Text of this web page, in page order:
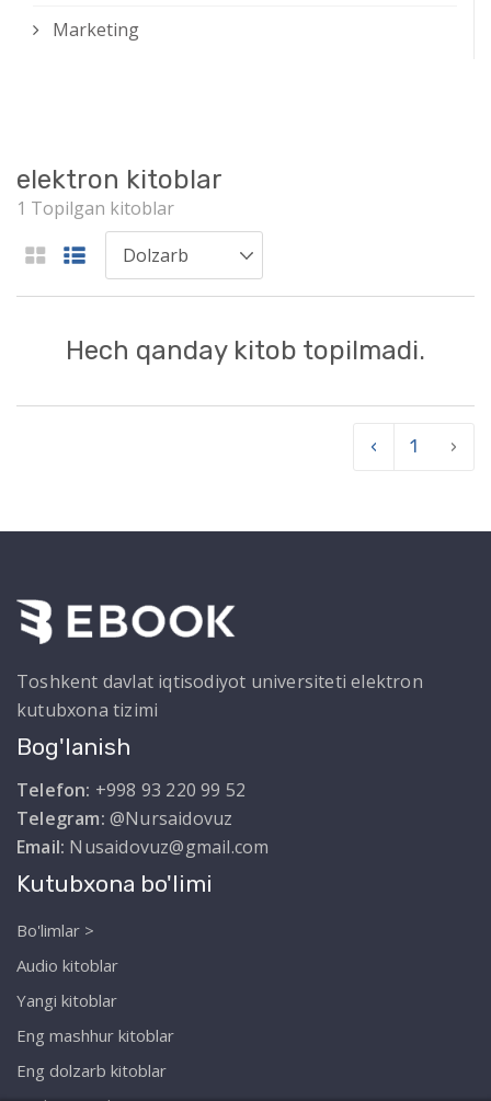
Marketing
elektron kitoblar
1 Topilgan kitoblar
Hech qanday kitob topilmadi.
‹ 1 ›
Toshkent davlat iqtisodiyot universiteti elektron
kutubxona tizimi
Bog'lanish
Telefon: +998 93 220 99 52
Telegram: @Nursaidovuz
Email: Nusaidovuz@gmail.com
Kutubxona bo'limi
Bo'limlar >
Audio kitoblar
Yangi kitoblar
Eng mashhur kitoblar
Eng dolzarb kitoblar